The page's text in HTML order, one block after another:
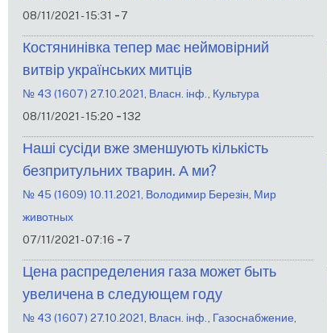
08/11/2021 - 15:31 -7
Костянинівка тепер має неймовірний
витвір українських митців
№ 43 (1607) 27.10.2021 Власн. інф.
Культура
08/11/2021 - 15:20 -132
Наші сусіди вже зменшують кількість
безпритульних тварин. А ми?
№ 45 (1609) 10.11.2021 Володимир Березін Мир
животных
07/11/2021 - 07:16 -7
Цена распределения газа может быть
увеличена в следующем году
№ 43 (1607) 27.10.2021 Власн. інф. Газоснабжение